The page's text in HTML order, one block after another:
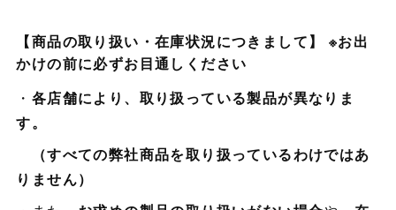
【商品の取り扱い・在庫状況につきまして】 ※お出
かけの前に必ずお目通しください
・ 各店舗により、取り扱っている製品が異なりま
す。
（すべての弊社商品を取り扱っているわけではあ
りません）